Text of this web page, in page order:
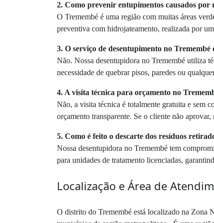
2. Como prevenir entupimentos causados por
O Tremembé é uma região com muitas áreas
preventiva com hidrojateamento, realizada por
3. O serviço de desentupimento no Tremembé
Não. Nossa desentupidora no Tremembé utiliza
necessidade de quebrar pisos, paredes ou
4. A visita técnica para orçamento no
Não, a visita técnica é totalmente gratuita e sem
orçamento transparente. Se o cliente não
5. Como é feito o descarte dos resíduos
Nossa desentupidora no Tremembé tem
para unidades de tratamento licenciadas,
Localização e Área de
O distrito do Tremembé está localizado na Zona